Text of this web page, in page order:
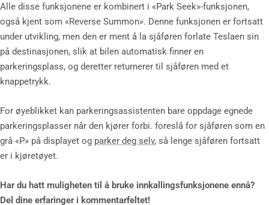
Alle disse funksjonene er kombinert i «Park Seek»-funksjonen,
også kjent som «Reverse Summon». Denne funksjonen er fortsatt
under utvikling, men den er ment å la sjåføren forlate Teslaen sin
på destinasjonen, slik at bilen automatisk finner en
parkeringsplass, og deretter returnerer til sjåføren med et
knappetrykk.
For øyeblikket kan parkeringsassistenten bare oppdage egnede
parkeringsplasser når den kjører forbi. foreslå for sjåføren som en
grå «P» på displayet og parker deg selv, så lenge sjåføren fortsatt
er i kjøretøyet.
Har du hatt muligheten til å bruke innkallingsfunksjonene ennå?
Del dine erfaringer i kommentarfeltet!